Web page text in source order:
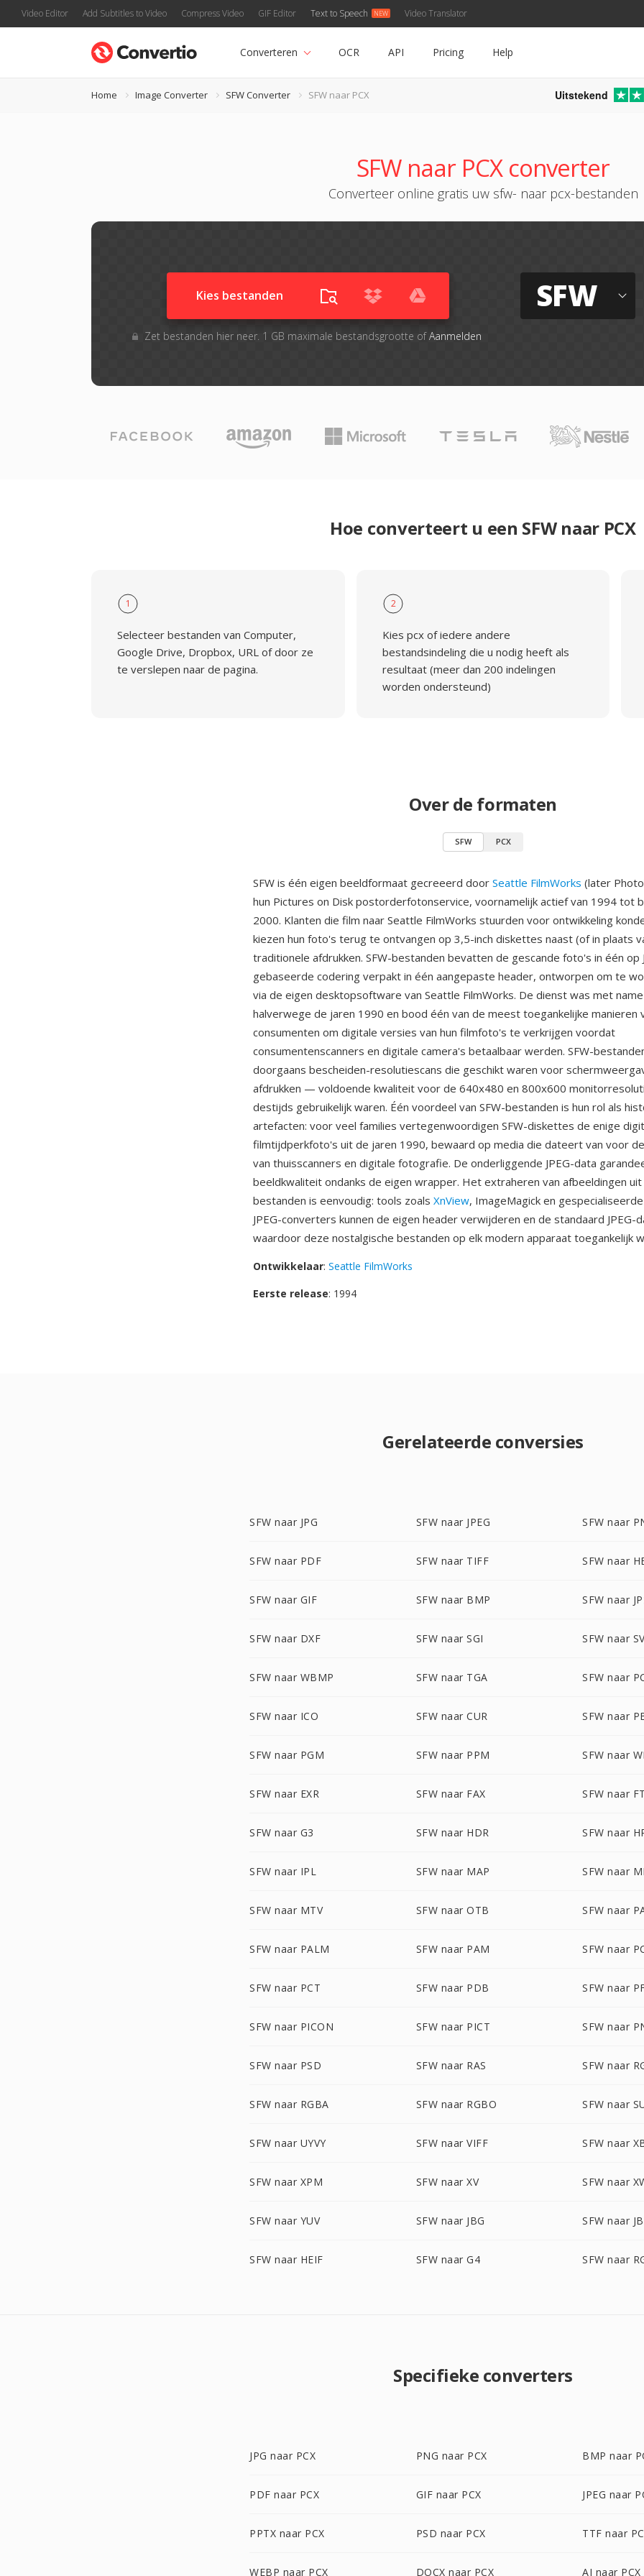
Video Editor Add Subtitles to Video Compress Video GIF Editor Text to Speech Video Translator
Converteren OCR API Pricing Help
Home Image Converter SFW Converter SFW naar PCX Uitstekend
SFW naar PCX converter
Converteer online gratis uw sfw- naar pcx-bestanden
Kies bestanden
Zet bestanden hier neer. 1 GB maximale bestandsgrootte ofAanmelden
SFW
Hoe converteert u een SFW naar PCX
1
Selecteer bestanden van Computer,
Google Drive, Dropbox, URL of door ze
te verslepen naar de pagina.
2
Kies pcx of iedere andere
bestandsindeling die u nodig heeft als
resultaat (meer dan 200 indelingen
worden ondersteund)
Over de formaten
SFW PCX
SFW is één eigen beeldformaat gecreeerd door Seattle FilmWorks (later
hun Pictures on Disk postorderfotonservice, voornamelijk actief van 1994 tot
2000. Klanten die film naar Seattle FilmWorks stuurden voor ontwikkeling
kiezen hun foto's terug te ontvangen op 3,5-inch diskettes naast (of in plaats
traditionele afdrukken. SFW-bestanden bevatten de gescande foto's in één op
gebaseerde codering verpakt in één aangepaste header, ontworpen om te
via de eigen desktopsoftware van Seattle FilmWorks. De dienst was met
halverwege de jaren 1990 en bood één van de meest toegankelijke manieren
consumenten om digitale versies van hun filmfoto's te verkrijgen voordat
consumentenscanners en digitale camera's betaalbaar werden. SFW-
doorgaans bescheiden-resolutiescans die geschikt waren voor
afdrukken — voldoende kwaliteit voor de 640x480 en 800x600
destijds gebruikelijk waren. Één voordeel van SFW-bestanden is hun rol als
artefacten: voor veel families vertegenwoordigen SFW-diskettes de enige
filmtijdperkfoto's uit de jaren 1990, bewaard op media die dateert van voor
van thuisscanners en digitale fotografie. De onderliggende JPEG-data
beeldkwaliteit ondanks de eigen wrapper. Het extraheren van afbeeldingen uit
bestanden is eenvoudig: tools zoals XnView, ImageMagick en
JPEG-converters kunnen de eigen header verwijderen en de standaard JPEG-
waardoor deze nostalgische bestanden op elk modern apparaat toegankelijk
Ontwikkelaar: Seattle FilmWorks
Eerste release: 1994
Gerelateerde conversies
SFW naar JPG SFW naar JPEG SFW naar
SFW naar PDF SFW naar TIFF SFW naar
SFW naar GIF SFW naar BMP SFW naar
SFW naar DXF SFW naar SGI SFW naar
SFW naar WBMP SFW naar TGA SFW naar
SFW naar ICO SFW naar CUR SFW naar
SFW naar PGM SFW naar PPM SFW naar
SFW naar EXR SFW naar FAX SFW naar
SFW naar G3 SFW naar HDR SFW naar
SFW naar IPL SFW naar MAP SFW naar
SFW naar MTV SFW naar OTB SFW naar
SFW naar PALM SFW naar PAM SFW naar
SFW naar PCT SFW naar PDB SFW naar
SFW naar PICON SFW naar PICT SFW naar
SFW naar PSD SFW naar RAS SFW naar
SFW naar RGBA SFW naar RGBO SFW naar
SFW naar UYVY SFW naar VIFF SFW naar
SFW naar XPM SFW naar XV SFW naar
SFW naar YUV SFW naar JBG SFW naar
SFW naar HEIF SFW naar G4 SFW naar
Specifieke converters
JPG naar PCX PNG naar PCX BMP naar
PDF naar PCX GIF naar PCX JPEG naar
PPTX naar PCX PSD naar PCX TTF naar
WEBP naar PCX DOCX naar PCX AI naar PCX